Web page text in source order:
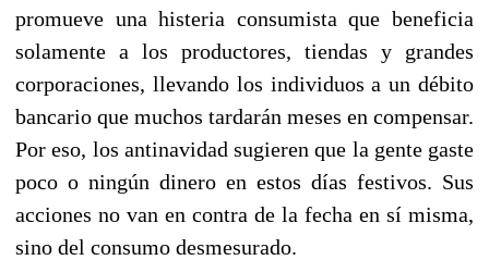
promueve una histeria consumista que beneficia
solamente a los productores, tiendas y grandes
corporaciones, llevando los individuos a un débito
bancario que muchos tardarán meses en compensar.
Por eso, los antinavidad sugieren que la gente gaste
poco o ningún dinero en estos días festivos. Sus
acciones no van en contra de la fecha en sí misma,
sino del consumo desmesurado.